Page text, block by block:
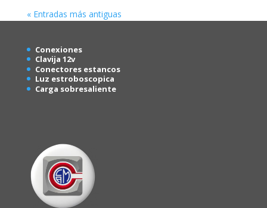
« Entradas más antiguas
Conexiones
Clavija 12v
Conectores estancos
Luz estroboscopica
Carga sobresaliente